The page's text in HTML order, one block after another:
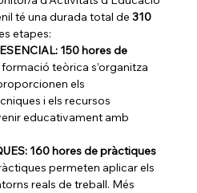
té una durada total de 310
etapes:
150 hores de
formació teòrica s’organitza
els
i els recursos
educativament amb
160 hores de pràctiques
permeten aplicar els
reals de treball. Més